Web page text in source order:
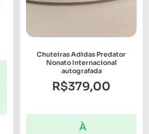
Chuteiras Adidas Predator
Nonato Internacional
autografada
R$379,00
À